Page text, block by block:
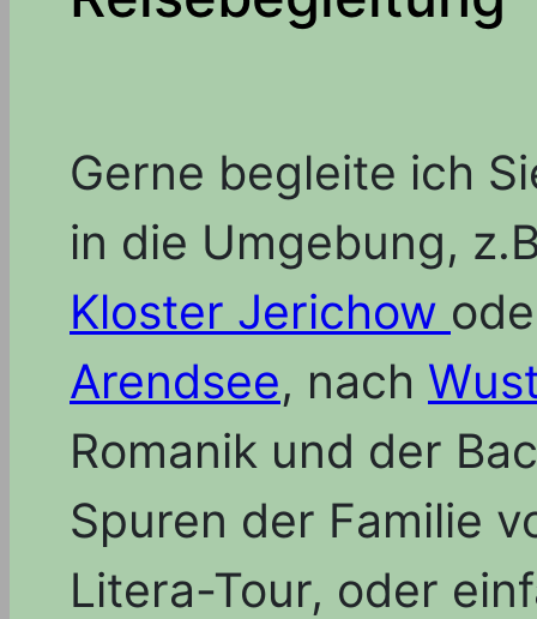
Gerne begleite ich
in die Umgebung,
Kloster Jerichow
Arendsee, nach
Romanik und der
Spuren der Familie
Litera-Tour, oder